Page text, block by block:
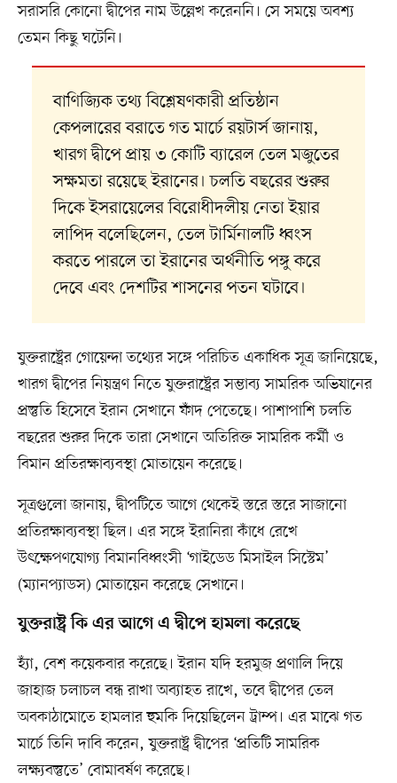
সরাসরি কোনো দ্বীপের নাম উল্লেখ করেননি। সে সময়ে অবশ্য
তেমন কিছু ঘটেনি।
বাণিজ্যিক তথ্য বিশ্লেষণকারী প্রতিষ্ঠান
কেপলারের বরাতে গত মার্চে রয়টার্স জানায়,
খারগ দ্বীপে প্রায় ৩ কোটি ব্যারেল তেল মজুতের
সক্ষমতা রয়েছে ইরানের। চলতি বছরের শুরুর
দিকে ইসরায়েলের বিরোধীদলীয় নেতা ইয়ার
লাপিদ বলেছিলেন, তেল টার্মিনালটি ধ্বংস
করতে পারলে তা ইরানের অর্থনীতি পঙ্গু করে
দেবে এবং দেশটির শাসনের পতন ঘটাবে।
যুক্তরাষ্ট্রের গোয়েন্দা তথ্যের সঙ্গে পরিচিত একাধিক সূত্র জানিয়েছে,
খারগ দ্বীপের নিয়ন্ত্রণ নিতে যুক্তরাষ্ট্রের সম্ভাব্য সামরিক অভিযানের
প্রস্তুতি হিসেবে ইরান সেখানে ফাঁদ পেতেছে। পাশাপাশি চলতি
বছরের শুরুর দিকে তারা সেখানে অতিরিক্ত সামরিক কর্মী ও
বিমান প্রতিরক্ষাব্যবস্থা মোতায়েন করেছে।
সূত্রগুলো জানায়, দ্বীপটিতে আগে থেকেই স্তরে স্তরে সাজানো
প্রতিরক্ষাব্যবস্থা ছিল। এর সঙ্গে ইরানিরা কাঁধে রেখে
উৎক্ষেপণযোগ্য বিমানবিধ্বংসী ‘গাইডেড মিসাইল সিস্টেম’
(ম্যানপ্যাডস) মোতায়েন করেছে সেখানে।
যুক্তরাষ্ট্র কি এর আগে এ দ্বীপে হামলা করেছে
হ্যাঁ, বেশ কয়েকবার করেছে। ইরান যদি হরমুজ প্রণালি দিয়ে
জাহাজ চলাচল বন্ধ রাখা অব্যাহত রাখে, তবে দ্বীপের তেল
অবকাঠামোতে হামলার হুমকি দিয়েছিলেন ট্রাম্প। এর মাঝে গত
মার্চে তিনি দাবি করেন, যুক্তরাষ্ট্র দ্বীপের ‘প্রতিটি সামরিক
লক্ষ্যবস্তুতে’ বোমাবর্ষণ করেছে।